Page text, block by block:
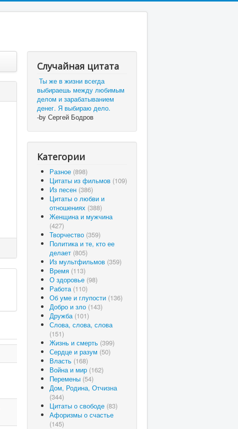
Случайная цитата
Ты же в жизни всегда
выбираешь между любимым
делом и зарабатыванием
денег. Я выбираю дело.
-by Сергей Бодров
Категории
Разное (898)
Цитаты из фильмов (109)
Из песен (386)
Цитаты о любви и
отношениях (388)
Женщина и мужчина
(427)
Творчество (359)
Политика и те, кто ее
делает (805)
Из мультфильмов (359)
Время (113)
О здоровье (98)
Работа (110)
Об уме и глупости (136)
Добро и зло (143)
Дружба (101)
Слова, слова, слова
(151)
Жизнь и смерть (399)
Сердце и разум (50)
Власть (168)
Война и мир (162)
Перемены (54)
Дом, Родина, Отчизна
(344)
Цитаты о свободе (83)
Афоризмы о счастье
(145)